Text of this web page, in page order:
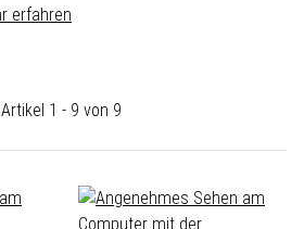
erfahren
Artikel 1 - 9 von 9